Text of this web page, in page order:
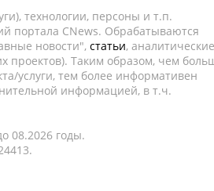
технологии, персоны и т.п.
портала CNews. Обрабатываются
новости", статьи, аналитические
проектов). Таким образом, чем
услуги, тем более информативен
информацией, в т.ч.
08.2026 годы.